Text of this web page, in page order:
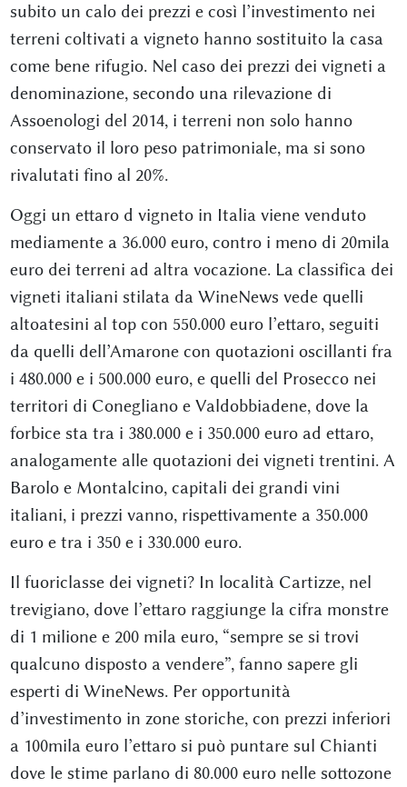
subito un calo dei prezzi e così l’investimento nei
terreni coltivati a vigneto hanno sostituito la casa
come bene rifugio. Nel caso dei prezzi dei vigneti a
denominazione, secondo una rilevazione di
Assoenologi del 2014, i terreni non solo hanno
conservato il loro peso patrimoniale, ma si sono
rivalutati fino al 20%.
Oggi un ettaro d vigneto in Italia viene venduto
mediamente a 36.000 euro, contro i meno di 20mila
euro dei terreni ad altra vocazione. La classifica dei
vigneti italiani stilata da WineNews vede quelli
altoatesini al top con 550.000 euro l’ettaro, seguiti
da quelli dell’Amarone con quotazioni oscillanti fra
i 480.000 e i 500.000 euro, e quelli del Prosecco nei
territori di Conegliano e Valdobbiadene, dove la
forbice sta tra i 380.000 e i 350.000 euro ad ettaro,
analogamente alle quotazioni dei vigneti trentini. A
Barolo e Montalcino, capitali dei grandi vini
italiani, i prezzi vanno, rispettivamente a 350.000
euro e tra i 350 e i 330.000 euro.
Il fuoriclasse dei vigneti? In località Cartizze, nel
trevigiano, dove l’ettaro raggiunge la cifra monstre
di 1 milione e 200 mila euro, “sempre se si trovi
qualcuno disposto a vendere”, fanno sapere gli
esperti di WineNews. Per opportunità
d’investimento in zone storiche, con prezzi inferiori
a 100mila euro l’ettaro si può puntare sul Chianti
dove le stime parlano di 80.000 euro nelle sottozone